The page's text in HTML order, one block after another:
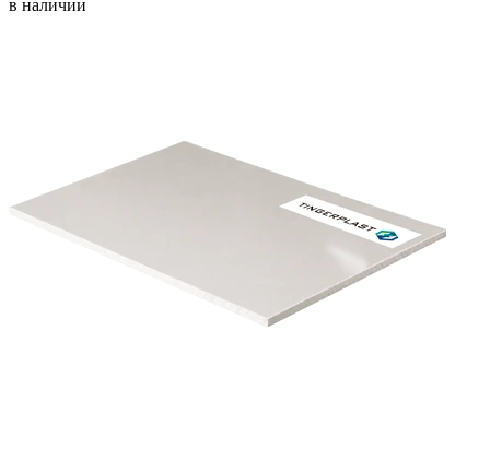
в наличии